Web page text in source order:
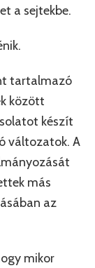
a sejtekbe.
tartalmazó
között
készít
változatok. A
más
az
mikor